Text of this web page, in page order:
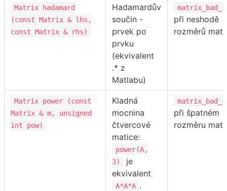
Matrix hadamard
(const Matrix & lhs,
const Matrix & rhs)
Hadamardův
součin -
prvek po
prvku
(ekvivalent
.* z
Matlabu)
při neshodě
rozměrů
Matrix power (const
Matrix & m, unsigned
int pow)
Kladná
mocnina
čtvercové
matice:
power(A,
3)
je
ekvivalent
A*A*A .
při špatném
rozměru